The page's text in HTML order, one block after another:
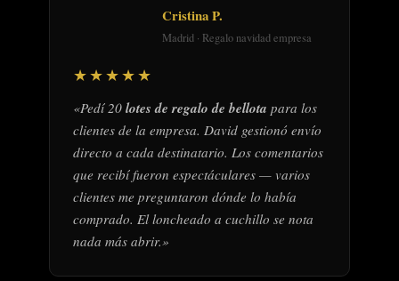
Cristina P.
Madrid · Regalo navidad empresa
★★★★★
«Pedí 20 lotes de regalo de bellota para los
clientes de la empresa. David gestionó envío
directo a cada destinatario. Los comentarios
que recibí fueron espectáculares — varios
clientes me preguntaron dónde lo había
comprado. El loncheado a cuchillo se nota
nada más abrir.»